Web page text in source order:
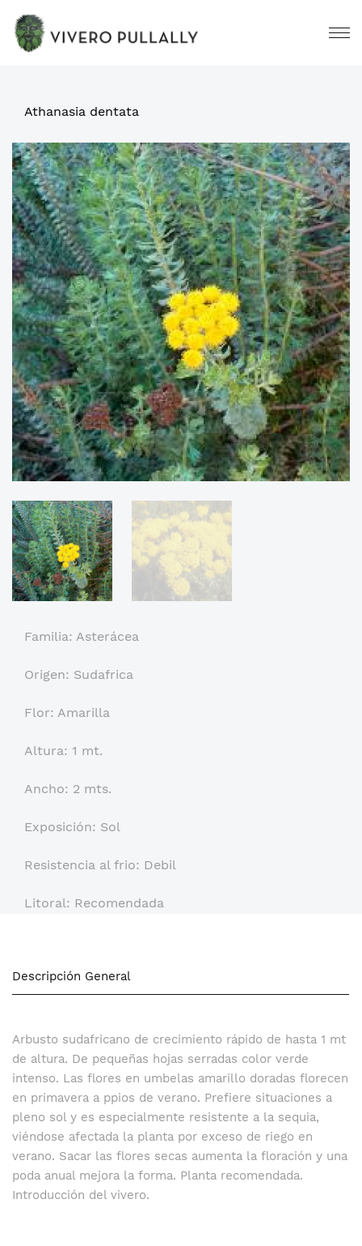
Athanasia dentata
Familia: Asterácea
Origen: Sudafrica
Flor: Amarilla
Altura: 1 mt.
Ancho: 2 mts.
Exposición: Sol
Resistencia al frio: Debil
Litoral: Recomendada
Descripción General
Arbusto sudafricano de crecimiento rápido de hasta 1 mt
de altura. De pequeñas hojas serradas color verde
intenso. Las flores en umbelas amarillo doradas florecen
en primavera a ppios de verano. Prefiere situaciones a
pleno sol y es especialmente resistente a la sequia,
viéndose afectada la planta por exceso de riego en
verano. Sacar las flores secas aumenta la floración y una
poda anual mejora la forma. Planta recomendada.
Introducción del vivero.